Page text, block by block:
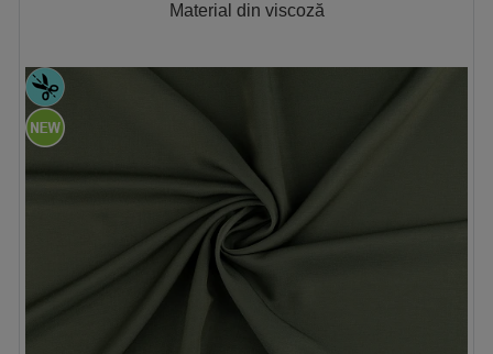
Material din viscoză